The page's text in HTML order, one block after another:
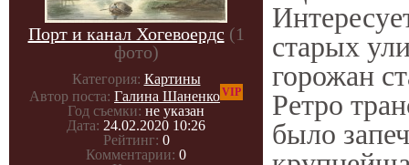
Порт и канал Хогевоердс (1
фото)
Категория: Картины
Автор поста: Галина ШаненкоVIP
Год съемки: не указан
Дата: 24.02.2020 10:26
Рейтинг: 0
Комментарии: 0
старых
горожан
Ретро
было